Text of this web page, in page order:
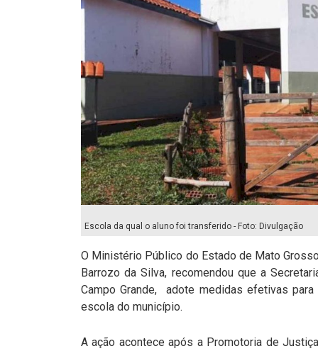
Escola da qual o aluno foi transferido - Foto: Divulgação
O Ministério Público do Estado de Mato
Barrozo da Silva, recomendou que a
Campo Grande, adote medidas efetivas
escola do município.
A ação acontece após a Promotoria de